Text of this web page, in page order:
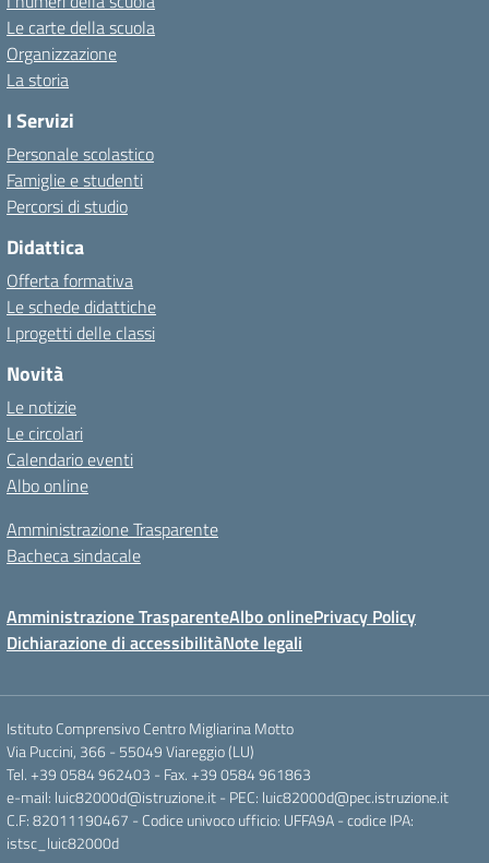
Le carte della scuola
Organizzazione
La storia
I Servizi
Personale scolastico
Famiglie e studenti
Percorsi di studio
Didattica
Offerta formativa
Le schede didattiche
I progetti delle classi
Novità
Le notizie
Le circolari
Calendario eventi
Albo online
Amministrazione Trasparente
Bacheca sindacale
Amministrazione TrasparenteAlbo onlinePrivacy Policy
Dichiarazione di accessibilitàNote legali
Istituto Comprensivo Centro Migliarina Motto
Via Puccini, 366 - 55049 Viareggio (LU)
Tel. +39 0584 962403 - Fax. +39 0584 961863
e-mail: luic82000d@istruzione.it - PEC: luic82000d@pec.istruzione.it
C.F: 82011190467 - Codice univoco ufficio: UFFA9A - codice IPA:
istsc_luic82000d